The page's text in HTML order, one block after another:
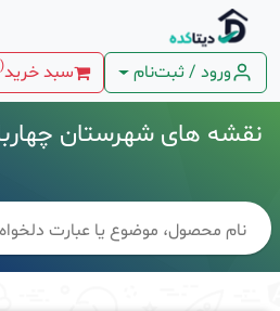
ورود / ثبت‌نام سبد خرید(
نقشه های شهرستان